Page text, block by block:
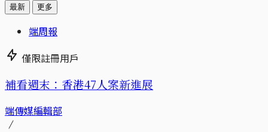
最新 更多
端周報
僅限註冊用戶
補看週末：香港47人案新進展
端傳媒編輯部